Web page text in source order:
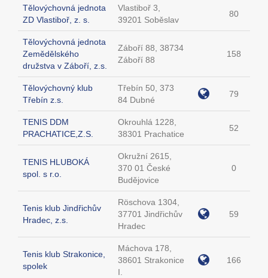
Tělovýchovná jednota
ZD Vlastiboř, z. s.
Vlastiboř 3,
39201 Soběslav
80
Tělovýchovná jednota
Zemědělského
družstva v Záboří, z.s.
Záboří 88, 38734
Záboří 88
158
Tělovýchovný klub
Třebín z.s.
Třebín 50, 373
84 Dubné
79
TENIS DDM
PRACHATICE,Z.S.
Okrouhlá 1228,
38301 Prachatice
52
TENIS HLUBOKÁ
spol. s r.o.
Okružní 2615,
370 01 České
Budějovice
0
Tenis klub Jindřichův
Hradec, z.s.
Röschova 1304,
37701 Jindřichův
Hradec
59
Tenis klub Strakonice,
spolek
Máchova 178,
38601 Strakonice
I.
166